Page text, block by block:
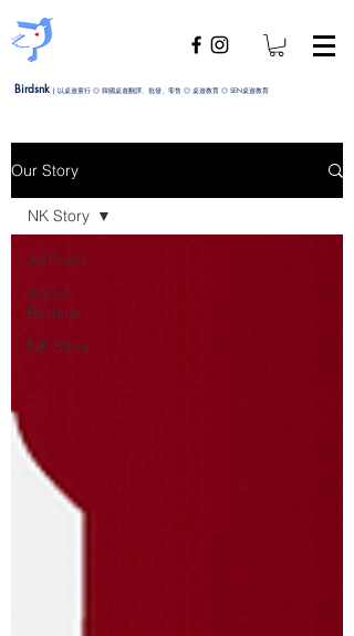
Birdsnk | 以桌遊童行 ◎ 韓國桌遊翻譯、批發、零售 ◎ 桌遊教育 ◎ SEN桌遊教育
Our Story
All Posts
About
Birdsnk
NK Story
NK Story